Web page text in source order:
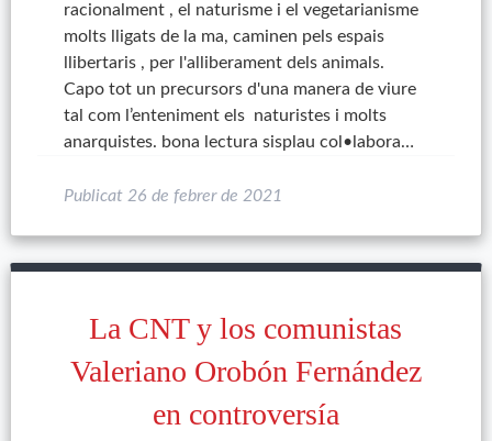
racionalment , el naturisme i el vegetarianisme
molts lligats de la ma, caminen pels espais
llibertaris , per l'alliberament dels animals.
Capo tot un precursors d'una manera de viure
tal com l’enteniment els naturistes i molts
anarquistes. bona lectura sisplau col•labora…
Publicat 26 de febrer de 2021
La CNT y los comunistas
Valeriano Orobón Fernández
en controversía